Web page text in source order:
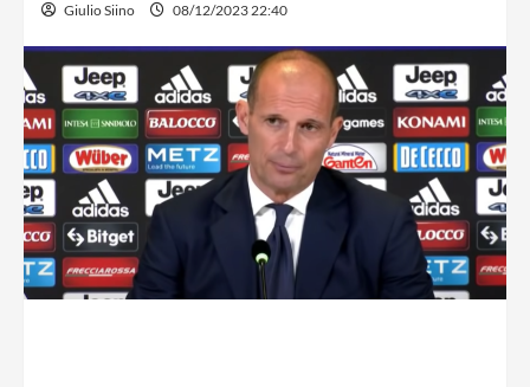
Giulio Siino 08/12/2023 22:40